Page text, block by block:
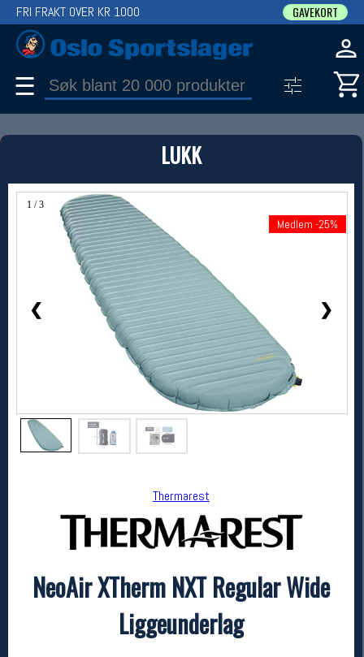
LUKK
1 / 3
❮ ❯
Medlem -25%
Thermarest
NeoAir XTherm NXT Regular Wide
Liggeunderlag
FRI FRAKT OVER KR 1000 GAVEKORT
☰
PRODUKT
Produkter (1)
Bruk filter til å spisse søket
Thermarest
NeoAir XTherm NXT Regular Wide Liggeunderlag
5099,- MEDLEM:3824,-